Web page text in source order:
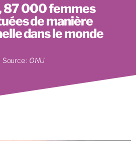
87 000 femmes
de manière
dans le monde
Source : ONU